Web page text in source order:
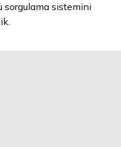
sorgulama sistemini